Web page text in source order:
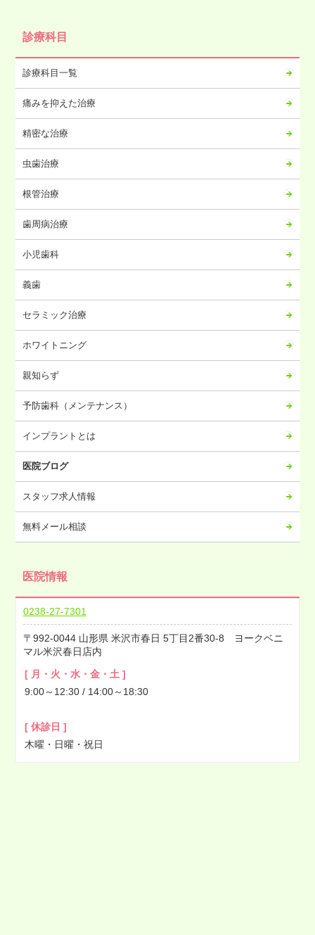
2024年09月
2024年08月
2024年07月
2024年06月
2024年05月
2024年04月
2024年03月
2024年02月
2024年01月
2023年12月
2023年11月
2023年10月
2023年09月
2023年08月
2023年07月
2023年06月
2023年05月
2023年04月
2023年03月
2023年02月
2022年12月
2022年08月
2022年07月
2022年06月
2022年05月
2022年04月
2022年03月
2022年01月
2021年12月
2021年11月
診療科目
診療科目一覧
痛みを抑えた治療
精密な治療
虫歯治療
根管治療
歯周病治療
小児歯科
義歯
セラミック治療
ホワイトニング
親知らず
予防歯科（メンテナンス）
インプラントとは
医院ブログ
スタッフ求人情報
無料メール相談
医院情報
0238-27-7301
992-0044 山形県 米沢市春日 5丁目2番30-8 ヨークベニ
マル米沢春日店内
[ 月・火・水・金・土 ]
9:00～12:30 / 14:00～18:30
[ 休診日 ]
木曜・日曜・祝日